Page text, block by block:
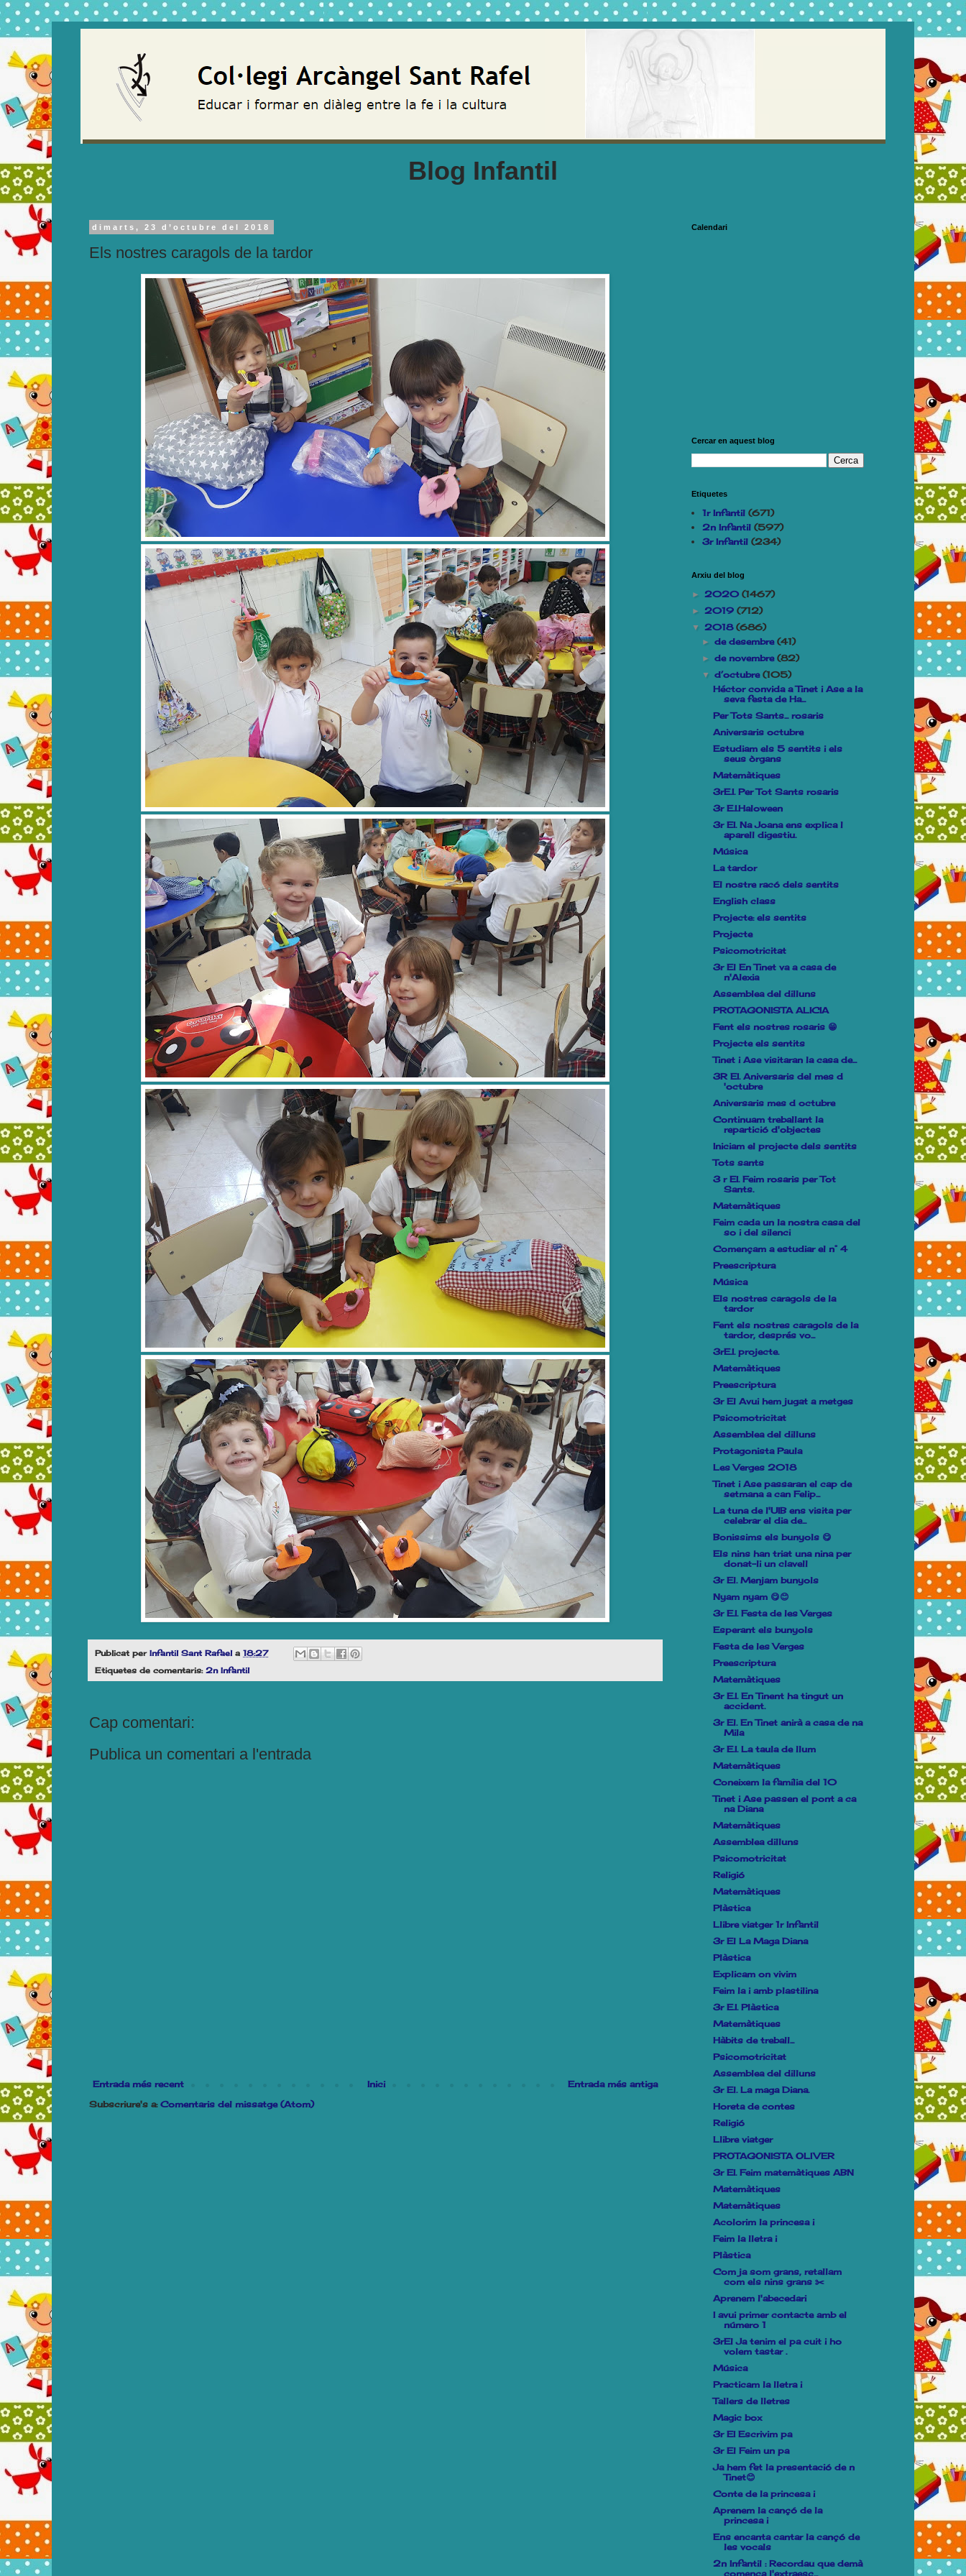
Blog Infantil
dimarts, 23 d’octubre del 2018
Els nostres caragols de la tardor
Publicat per Infantil Sant Rafael a 18:27
Etiquetes de comentaris: 2n Infantil
Cap comentari:
Publica un comentari a l'entrada
Entrada més recent Entrada més antiga
Inici
Subscriure's a: Comentaris del missatge (Atom)
Calendari
Cercar en aquest blog
Etiquetes
1r Infantil (671)
2n Infantil (597)
3r Infantil (234)
Arxiu del blog
► 2020 (1467)
► 2019 (712)
▼ 2018 (686)
►de desembre(41)
►de novembre(82)
▼d’octubre(105)
Héctor convida a Tinet i Ase a la
seva festa de Ha...
Per Tots Sants... rosaris
Aniversaris octubre
Estudiam els 5 sentits i els
seus òrgans
Matemàtiques
3rE.I. Per Tot Sants rosaris
3r E.I.Haloween
3r EI. Na Joana ens explica l
aparell digestiu.
Música
La tardor
El nostre racó dels sentits
English class
Projecte: els sentits
Projecte
Psicomotricitat
3r El En Tinet va a casa de
n'Alexia
Assemblea del dilluns
PROTAGONISTA ALICIA
Fent els nostres rosaris 😁
Projecte els sentits
Tinet i Ase visitaran la casa de...
3R EI. Aniversaris del mes d
'octubre
Aniversaris mes d octubre
Continuam treballant la
repartició d'objectes
Iniciam el projecte dels sentits
Tots sants
3 r EI. Feim rosaris per Tot
Sants.
Matemàtiques
Feim cada un la nostra casa del
so i del silenci
Començam a estudiar el n° 4
Preescriptura
Música
Els nostres caragols de la
tardor
Fent els nostres caragols de la
tardor, després vo...
3rE.I. projecte.
Matemàtiques
Preescriptura
3r El Avui hem jugat a metges
Psicomotricitat
Assemblea del dilluns
Protagonista Paula
Les Verges 2018
Tinet i Ase passaran el cap de
setmana a can Felip...
La tuna de l'UIB ens visita per
celebrar el dia de...
Bonissims els bunyols 😋
Els nins han triat una nina per
donat-li un clavell
3r El. Menjam bunyols
Nyam nyam 😋😊
3r E.I. Festa de les Verges
Esperant els bunyols
Festa de les Verges
Preescriptura
Matemàtiques
3r E.I. En Tinent ha tingut un
accident.
3r El. En Tinet anirà a casa de na
Mila
3r E.I. La taula de llum
Matemàtiques
Coneixem la família del 10
Tinet i Ase passen el pont a ca
na Diana
Matemàtiques
Assemblea dilluns
Psicomotricitat
Religió
Matemàtiques
Plàstica
Llibre viatger 1r Infantil
3r El La Maga Diana
Plàstica
Explicam on vivim
Feim la i amb plastilina
3r E.I. Plàstica
Matemàtiques
Hàbits de treball...
Psicomotricitat
Assemblea del dilluns
3r El. La maga Diana.
Horeta de contes
Religió
Llibre viatger
PROTAGONISTA OLIVER
3r EI. Feim matemàtiques ABN
Matemàtiques
Matemàtiques
Acolorim la princesa i
Feim la lletra i
Plàstica
Com ja som grans, retallam
com els nins grans ✂️
Aprenem l'abecedari
I avui primer contacte amb el
número 1
3rEl Ja tenim el pa cuit i ho
volem tastar .
Música
Practicam la lletra i
Tallers de lletres
Magic box
3r EI Escrivim pa
3r El Feim un pa
Ja hem fet la presentació de n
Tinet😊
Conte de la princesa i
Aprenem la cançó de la
princesa i
Ens encanta cantar la cançó de
les vocals
2n Infantil : Recordau que demà
comença l'extraesc...